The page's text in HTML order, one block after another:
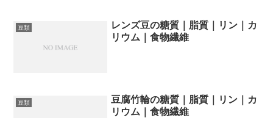
豆類
レンズ豆の糖質｜脂質｜リン｜カ
リウム｜食物繊維
豆類
豆腐竹輪の糖質｜脂質｜リン｜カ
リウム｜食物繊維